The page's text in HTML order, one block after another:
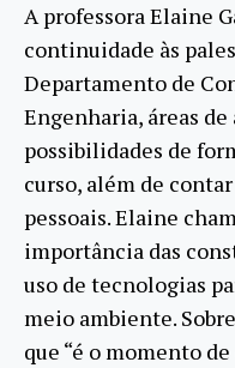
A professora Elaine
continuidade às
Departamento de
Engenharia, áreas
possibilidades de
curso, além de
pessoais. Elaine
importância das
uso de tecnologias
meio ambiente.
que “é o momento